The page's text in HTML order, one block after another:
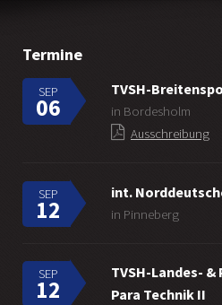
Termine
SEP
06
TVSH-
in Bordesholm
Ausschreibung
SEP
12
int.
in Pinneberg
SEP
12
TVSH-Landes-
Para Technik II